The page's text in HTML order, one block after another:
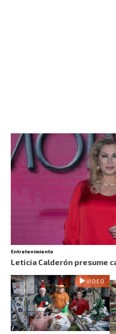
Entretenimiento
Leticia Calderón presume
VIDEO